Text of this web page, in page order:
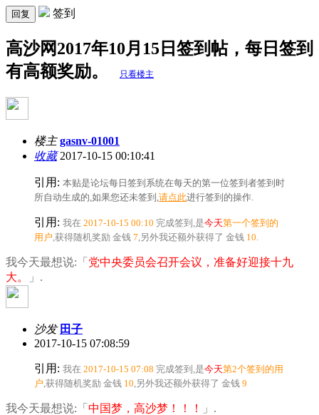
回复 签到
高沙网2017年10月15日签到帖，每日签到
有高额奖励。
只看楼主
楼主 gasnv-01001
收藏2017-10-15 00:10:41
引用: 本贴是论坛每日签到系统在每天的第一位签到者签到时
所自动生成的,如果您还未签到, 请点此进行签到的操作.
引用: 我在 2017-10-15 00:10 完成签到,是今天第一个签到的
用户 ,获得随机奖励 金钱 7 ,另外我还额外获得了 金钱 10
我今天最想说:「 党中央委员会召开会议，准备好迎接十九
大。
」.
沙发 田子
2017-10-15 07:08:59
引用: 我在 2017-10-15 07:08 完成签到,是今天第2个签到的用
户 ,获得随机奖励 金钱 10 ,另外我还额外获得了 金钱 9
我今天最想说:「 中国梦，高沙梦！！！ 」.